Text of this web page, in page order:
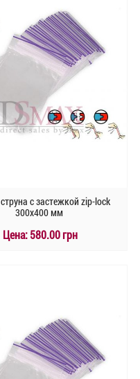
с застежкой zip-lock
300х400 мм
Цена:580.00 грн